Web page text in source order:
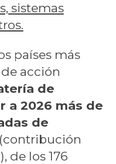
sistemas
países más
acción
de
a 2026 más de
de
de los 176